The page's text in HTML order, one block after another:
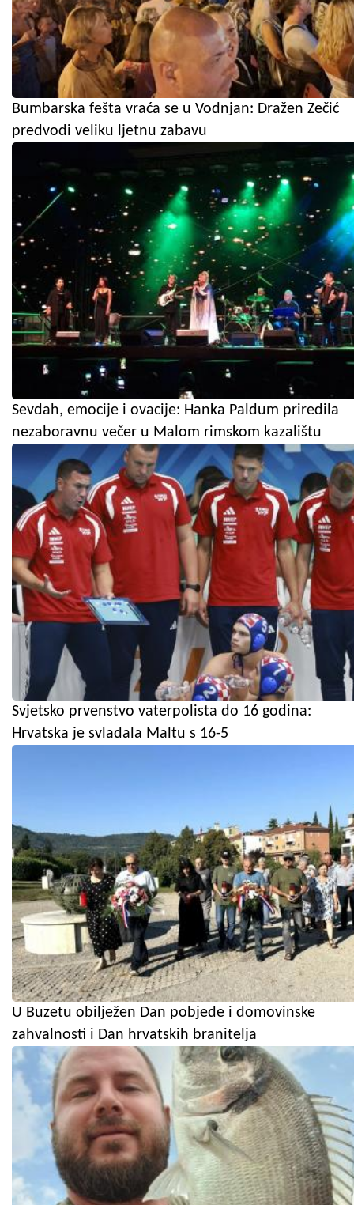
Bumbarska fešta vraća se u Vodnjan: Dražen Zečić
predvodi veliku ljetnu zabavu
Sevdah, emocije i ovacije: Hanka Paldum priredila
nezaboravnu večer u Malom rimskom kazalištu
Svjetsko prvenstvo vaterpolista do 16 godina:
Hrvatska je svladala Maltu s 16-5
U Buzetu obilježen Dan pobjede i domovinske
zahvalnosti i Dan hrvatskih branitelja